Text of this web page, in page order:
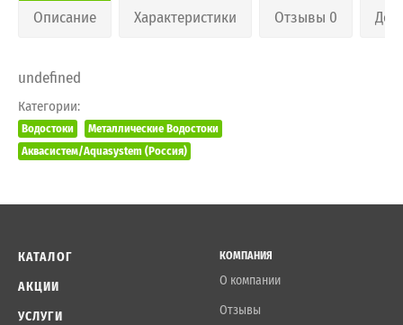
Описание Характеристики Отзывы 0
undefined
Категории:
Водостоки
Металлические Водостоки
Аквасистем/Aquasystem (Россия)
КАТАЛОГ
АКЦИИ
УСЛУГИ
КОМПАНИЯ
О компании
Отзывы